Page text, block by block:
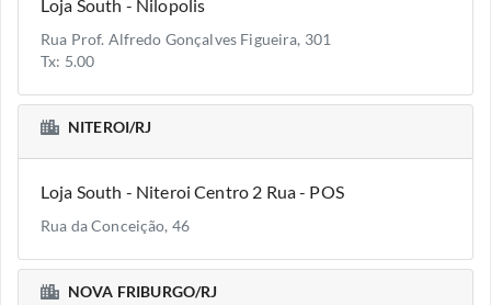
Loja South - Nilopolis
Rua Prof. Alfredo Gonçalves Figueira, 301
Tx: 5.00
NITEROI/RJ
Loja South - Niteroi Centro 2 Rua - POS
Rua da Conceição, 46
NOVA FRIBURGO/RJ